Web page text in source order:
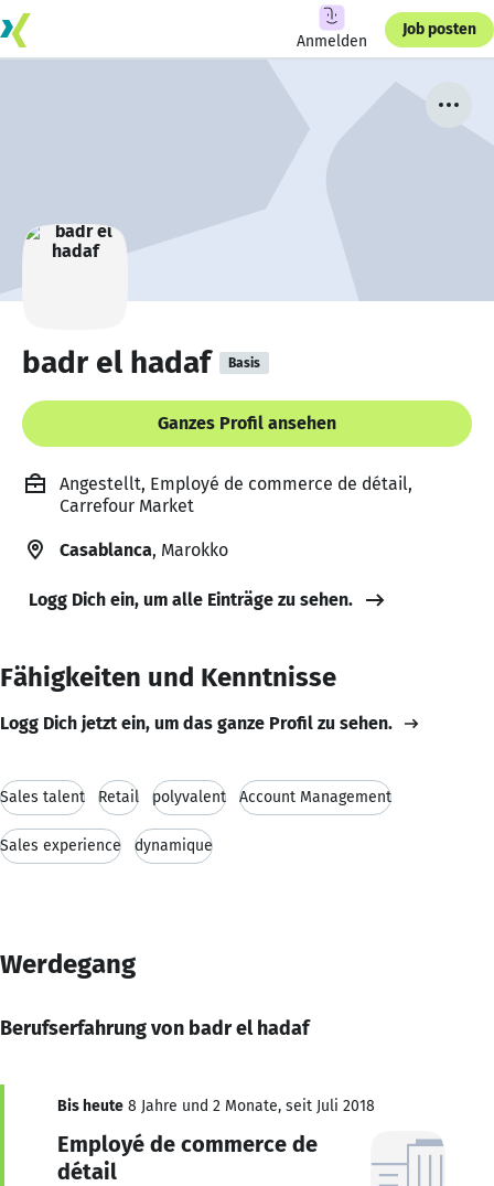
Anmelden
Job posten
badr el hadaf Basis
Ganzes Profil ansehen
Angestellt, Employé de commerce de détail,
Carrefour Market
Casablanca, Marokko
Logg Dich ein, um alle Einträge zu sehen.
Fähigkeiten und Kenntnisse
Logg Dich jetzt ein, um das ganze Profil zu sehen.
Sales talent Retail polyvalent Account Management
Sales experience dynamique
Werdegang
Berufserfahrung von badr el hadaf
Bis heute 8 Jahre und 2 Monate, seit Juli 2018
Employé de commerce de
détail